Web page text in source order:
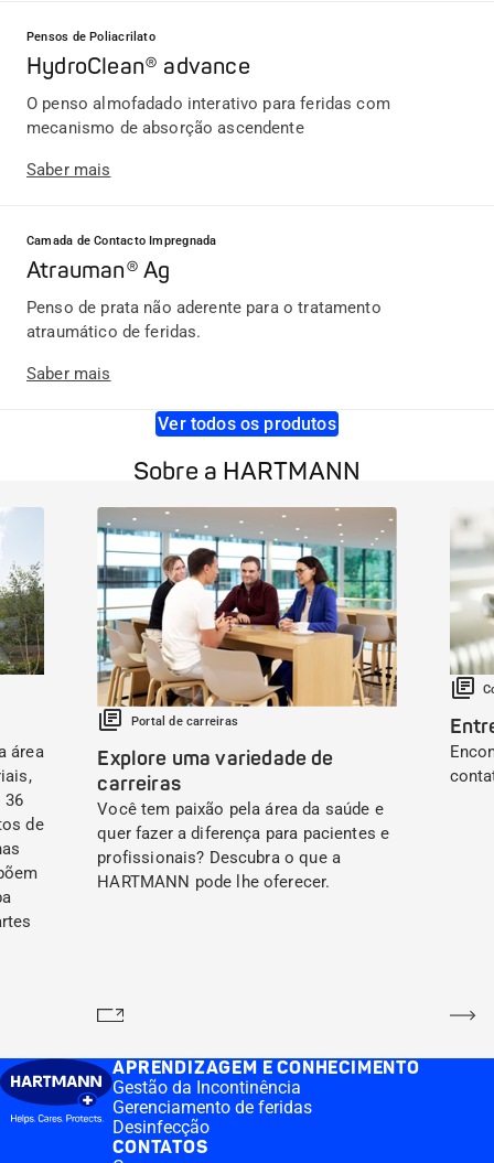
Pensos de Poliacrilato
HydroClean® advance
O penso almofadado interativo para feridas com
mecanismo de absorção ascendente
Saber mais
Camada de Contacto Impregnada
Atrauman® Ag
Penso de prata não aderente para o tratamento
atraumático de feridas.
Saber mais
Ver todos os produtos
Sobre a HARTMANN
área
36
de
Portal de carreiras
Explore uma variedade de
carreiras
Você tem paixão pela área da saúde e
quer fazer a diferença para pacientes e
profissionais? Descubra o que a
HARTMANN pode lhe oferecer.
Saber mais
APRENDIZAGEM E CONHECIMENTO
Gestão da Incontinência
Gerenciamento de feridas
Desinfecção
CONTATOS